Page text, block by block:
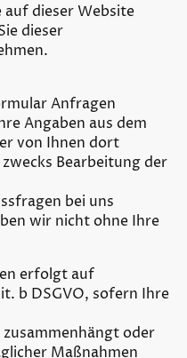
auf dieser Website
dieser
Anfragen
Angaben aus dem
von Ihnen dort
Bearbeitung der
bei uns
wir nicht ohne Ihre
erfolgt auf
b DSGVO, sofern Ihre
oder
Maßnahmen